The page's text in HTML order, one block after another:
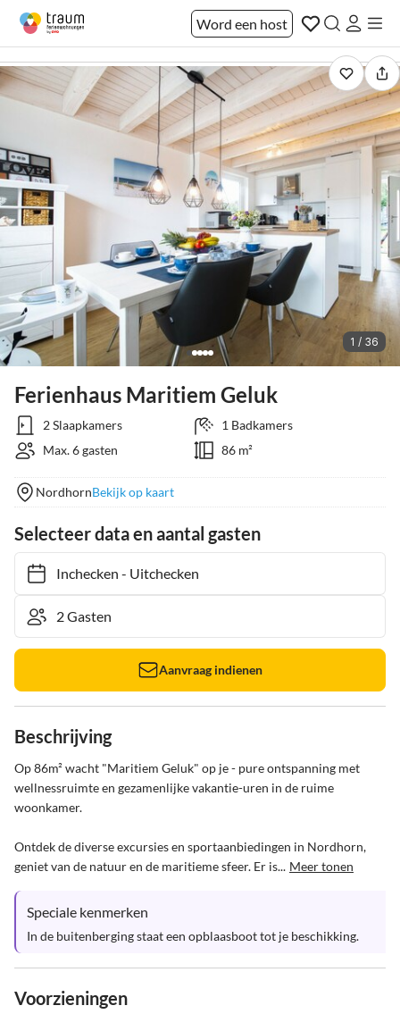
Word een host
1 / 36
Ferienhaus Maritiem Geluk
2 Slaapkamers
1 Badkamers
Max. 6 gasten
86 m²
NordhornBekijk op kaart
Selecteer data en aantal gasten
Inchecken- Uitchecken
Aanvraag indienen
Beschrijving
Op 86m² wacht "Maritiem Geluk" op je - pure ontspanning met
wellnessruimte en gezamenlijke vakantie-uren in de ruime
woonkamer.
Ontdek de diverse excursies en sportaanbiedingen in Nordhorn,
geniet van de natuur en de maritieme sfeer. Er is... Meer tonen
Speciale kenmerken
In de buitenberging staat een opblaasboot tot je beschikking.
Voorzieningen